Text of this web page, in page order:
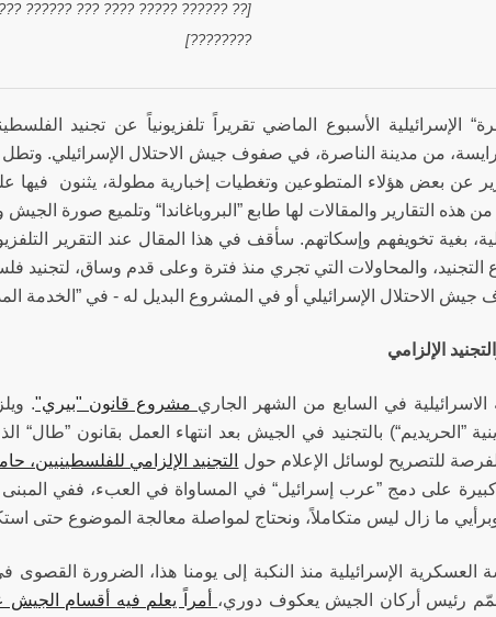
???? ?????? ???????? ??? ???? ???
????????]
الإسرائيلية الأسبوع الماضي تقريراً تلفزيونياً عن تجنيد
من مدينة الناصرة، في صفوف جيش الاحتلال الإسرائيلي. وتطل
عن بعض هؤلاء المتطوعين وتغطيات إخبارية مطولة، يثنون فيها
هذه التقارير والمقالات لها طابع ”البروباغاندا“ وتلميع صورة
بغية تخويفهم وإسكاتهم. سأقف في هذا المقال عند التقرير
والمحاولات التي تجري منذ فترة وعلى قدم وساق، لتجنيد
الاحتلال الإسرائيلي أو في المشروع البديل له - في ”الخدمة
الإلزامي
في السابع من الشهر الجاري مشروع قانون "بيري".
”الحريديم“) بالتجنيد في الجيش بعد انتهاء العمل بقانون
للتصريح لوسائل الإعلام حول
التجنيد الإلزامي للفلسطينيين،
كبيرة على دمج ”عرب إسرائيل“ في المساواة في العبء، ففي المبنى
ما زال ليس متكاملاً، ونحتاج لمواصلة معالجة الموضوع حتى
العسكرية الإسرائيلية منذ النكبة إلى يومنا هذا، الضرورة
أمراً يعلم فيه أقسام الجيش